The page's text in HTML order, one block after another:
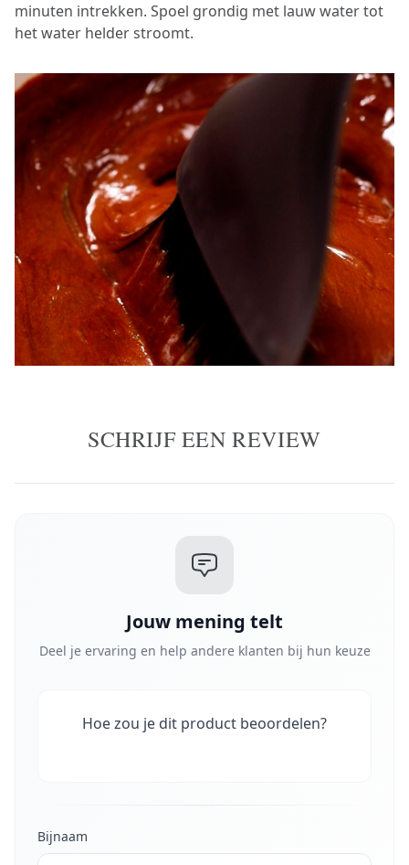
minuten intrekken. Spoel grondig met lauw water tot
het water helder stroomt.
SCHRIJF EEN REVIEW
Jouw mening telt
Deel je ervaring en help andere klanten bij hun keuze
Hoe zou je dit product beoordelen?
Bijnaam